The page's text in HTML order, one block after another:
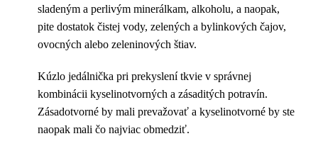
sladeným a perlivým minerálkam, alkoholu, a naopak,
pite dostatok čistej vody, zelených a bylinkových čajov,
ovocných alebo zeleninových štiav.
Kúzlo jedálnička pri prekyslení tkvie v správnej
kombinácii kyselinotvorných a zásaditých potravín.
Zásadotvorné by mali prevažovať a kyselinotvorné by ste
naopak mali čo najviac obmedziť.